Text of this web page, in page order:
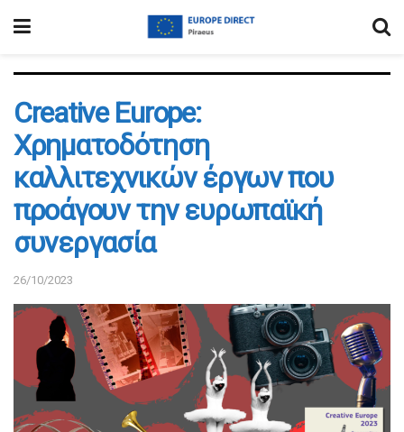
Creative Europe:
Χρηματοδότηση
καλλιτεχνικών έργων που
προάγουν την ευρωπαϊκή
συνεργασία
26/10/2023